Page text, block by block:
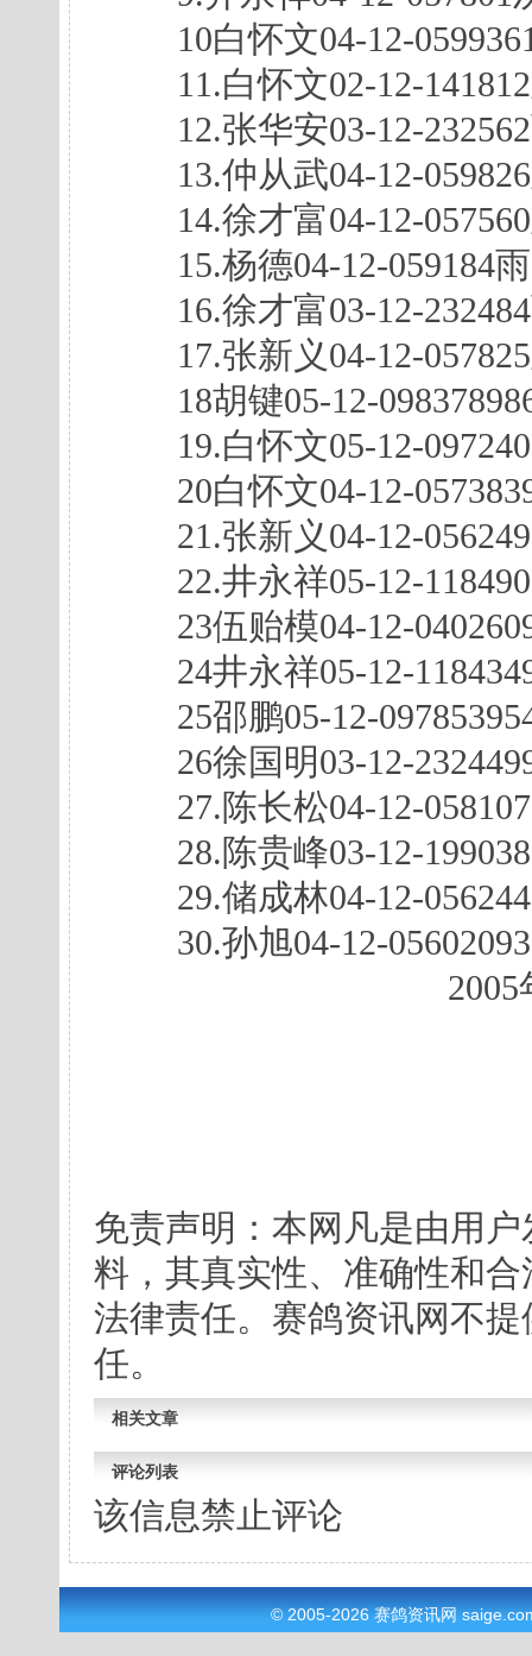
10白怀文04-12-
11.白怀文02-12-141812
12.张华安03-12-232562
13.仲从武04-12-059826
14.徐才富04-12-057560
15.杨德04-12-059184雨
16.徐才富03-12-232484
17.张新义04-12-057825
18胡键05-12-
19.白怀文05-12-
20白怀文04-12-
21.张新义04-12-
22.井永祥05-12-
23伍贻模04-12-
24井永祥05-12-
25邵鹏05-12-
26徐国明03-12-
27.陈长松04-12-
28.陈贵峰03-12-
29.储成林04-12-
30.孙旭04-12-
2005年10
免责声明：本网凡是由用
料，其真实性、准确性和
法律责任。赛鸽资讯网不
任。
相关文章
评论列表
该信息禁止评论
© 2005-2026 赛鸽资讯网